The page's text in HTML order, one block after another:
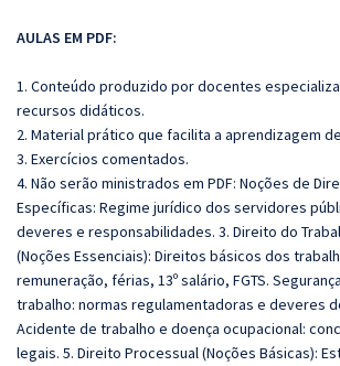
AULAS EM PDF:
1. Conteúdo produzido por docentes
recursos didáticos.
2. Material prático que facilita a aprendizagem
3. Exercícios comentados.
4. Não serão ministrados em PDF: Noções de
Específicas: Regime jurídico dos servidores
deveres e responsabilidades. 3. Direito do
(Noções Essenciais): Direitos básicos dos
remuneração, férias, 13º salário, FGTS.
trabalho: normas regulamentadoras e deveres
Acidente de trabalho e doença ocupacional:
legais. 5. Direito Processual (Noções Básicas):